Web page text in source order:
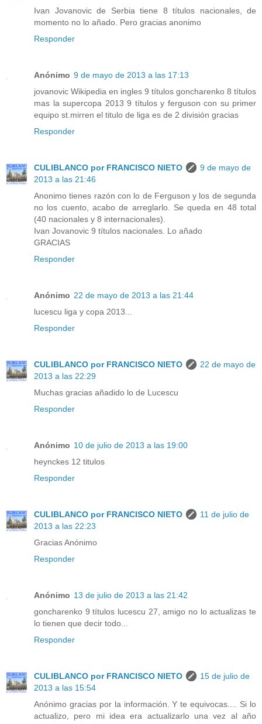
Ivan Jovanovic de Serbia tiene 8 títulos nacionales, de
momento no lo añado. Pero gracias anonimo
Responder
Anónimo 9 de mayo de 2013 a las 17:13
jovanovic Wikipedia en ingles 9 títulos goncharenko 8 títulos
mas la supercopa 2013 9 títulos y ferguson con su primer
equipo st.mirren el titulo de liga es de 2 división gracias
Responder
CULIBLANCO por FRANCISCO NIETO
9 de mayo de
2013 a las 21:46
Anonimo tienes razón con lo de Ferguson y los de segunda
no los cuento, acabo de arreglarlo. Se queda en 48 total
(40 nacionales y 8 internacionales).
Ivan Jovanovic 9 títulos nacionales. Lo añado
GRACIAS
Responder
Anónimo 22 de mayo de 2013 a las 21:44
lucescu liga y copa 2013...
Responder
CULIBLANCO por FRANCISCO NIETO
22 de mayo de
2013 a las 22:29
Muchas gracias añadido lo de Lucescu
Responder
Anónimo 10 de julio de 2013 a las 19:00
heynckes 12 titulos
Responder
CULIBLANCO por FRANCISCO NIETO
11 de julio de
2013 a las 22:23
Gracias Anónimo
Responder
Anónimo 13 de julio de 2013 a las 21:42
goncharenko 9 títulos lucescu 27, amigo no lo actualizas te
lo tienen que decir todo...
Responder
CULIBLANCO por FRANCISCO NIETO
15 de julio de
2013 a las 15:54
Anónimo gracias por la información. Y te equivocas.... Si lo
actualizo, pero mi idea era actualizarlo una vez al año